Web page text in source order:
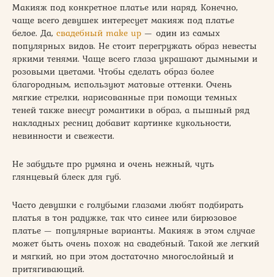
Макияж под конкретное платье или наряд. Конечно,
чаще всего девушек интересует макияж под платье
белое. Да, свадебный make up — один из самых
популярных видов. Не стоит перегружать образ невесты
яркими тенями. Чаще всего глаза украшают дымными и
розовыми цветами. Чтобы сделать образ более
благородным, используют матовые оттенки. Очень
мягкие стрелки, нарисованные при помощи темных
теней также внесут романтики в образ, а пышный ряд
накладных ресниц добавит картинке кукольности,
невинности и свежести.
Не забудьте про румяна и очень нежный, чуть
глянцевый блеск для губ.
Часто девушки с голубыми глазами любят подбирать
платья в тон радужке, так что синее или бирюзовое
платье — популярные варианты. Макияж в этом случае
может быть очень похож на свадебный. Такой же легкий
и мягкий, но при этом достаточно многослойный и
притягивающий.